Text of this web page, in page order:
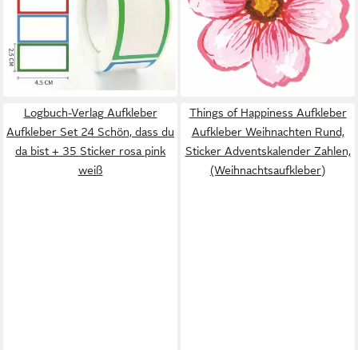
Organisieren, (250tlg)
(0,04 €/ 1 Stk)
-15%
lieferbar - in 4-5 Werktagen bei dir
Gärtnerei
14,90 €
lieferbar - in 3-4 Werktagen bei dir
Logbuch-Verlag Aufkleber
Aufkleber Set 24 Schön, dass du
da bist + 35 Sticker rosa pink
weiß
Things of Happiness Aufkleber
Aufkleber Weihnachten Rund,
Sticker Adventskalender Zahlen,
(Weihnachtsaufkleber)